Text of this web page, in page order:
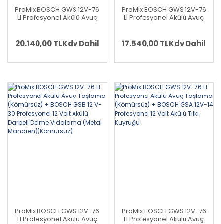
ProMix BOSCH GWS 12V-76
LI Profesyonel Akülü Avuç
Profesyonel 12 Volt Akülü
Dekupaj
20.140,00 TLKdv Dahil
ProMix BOSCH GWS 12V-76
LI Profesyonel Akülü Avuç
Profesyonel 12 Volt Akülü
Vidalama (Metal Mandren)
17.540,00 TLKdv Dahil
ProMix BOSCH GWS 12V-76
LI Profesyonel Akülü Avuç
ProMix BOSCH GWS 12V-76
LI Profesyonel Akülü Avuç